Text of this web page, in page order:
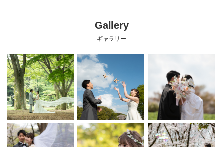
Gallery
ギャラリー